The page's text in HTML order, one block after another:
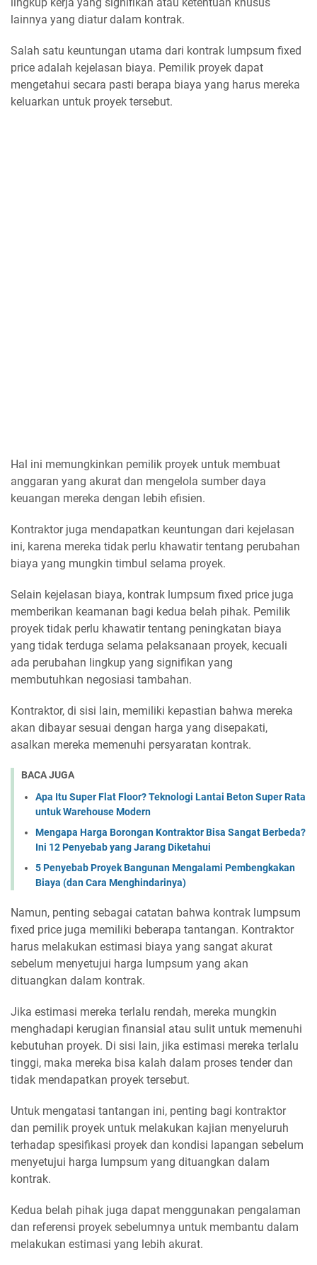
lingkup kerja yang signifikan atau ketentuan khusus
lainnya yang diatur dalam kontrak.
Salah satu keuntungan utama dari kontrak lumpsum fixed
price adalah kejelasan biaya. Pemilik proyek dapat
mengetahui secara pasti berapa biaya yang harus mereka
keluarkan untuk proyek tersebut.
Hal ini memungkinkan pemilik proyek untuk membuat
anggaran yang akurat dan mengelola sumber daya
keuangan mereka dengan lebih efisien.
Kontraktor juga mendapatkan keuntungan dari kejelasan
ini, karena mereka tidak perlu khawatir tentang perubahan
biaya yang mungkin timbul selama proyek.
Selain kejelasan biaya, kontrak lumpsum fixed price juga
memberikan keamanan bagi kedua belah pihak. Pemilik
proyek tidak perlu khawatir tentang peningkatan biaya
yang tidak terduga selama pelaksanaan proyek, kecuali
ada perubahan lingkup yang signifikan yang
membutuhkan negosiasi tambahan.
Kontraktor, di sisi lain, memiliki kepastian bahwa mereka
akan dibayar sesuai dengan harga yang disepakati,
asalkan mereka memenuhi persyaratan kontrak.
BACA JUGA
Apa Itu Super Flat Floor? Teknologi Lantai Beton Super Rata
untuk Warehouse Modern
Mengapa Harga Borongan Kontraktor Bisa Sangat Berbeda?
Ini 12 Penyebab yang Jarang Diketahui
5 Penyebab Proyek Bangunan Mengalami Pembengkakan
Biaya (dan Cara Menghindarinya)
Namun, penting sebagai catatan bahwa kontrak lumpsum
fixed price juga memiliki beberapa tantangan. Kontraktor
harus melakukan estimasi biaya yang sangat akurat
sebelum menyetujui harga lumpsum yang akan
dituangkan dalam kontrak.
Jika estimasi mereka terlalu rendah, mereka mungkin
menghadapi kerugian finansial atau sulit untuk memenuhi
kebutuhan proyek. Di sisi lain, jika estimasi mereka terlalu
tinggi, maka mereka bisa kalah dalam proses tender dan
tidak mendapatkan proyek tersebut.
Untuk mengatasi tantangan ini, penting bagi kontraktor
dan pemilik proyek untuk melakukan kajian menyeluruh
terhadap spesifikasi proyek dan kondisi lapangan sebelum
menyetujui harga lumpsum yang dituangkan dalam
kontrak.
Kedua belah pihak juga dapat menggunakan pengalaman
dan referensi proyek sebelumnya untuk membantu dalam
melakukan estimasi yang lebih akurat.